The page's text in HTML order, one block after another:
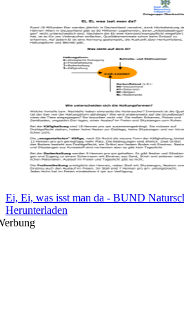
Ei, Ei, was isst man da - BUND
Herunterladen